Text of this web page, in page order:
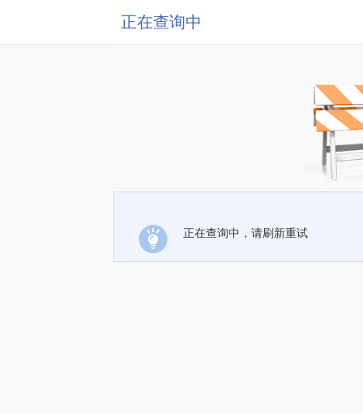
正在查询中
正在查询中，请刷新重试